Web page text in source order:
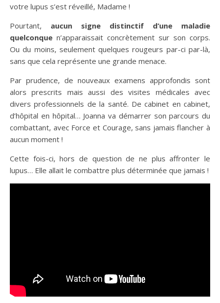
votre lupus s’est réveillé, Madame !
Pourtant, aucun signe distinctif d’une maladie
quelconque n’apparaissait concrètement sur son corps.
Ou du moins, seulement quelques rougeurs par-ci par-là,
sans que cela représente une grande menace.
Par prudence, de nouveaux examens approfondis sont
alors prescrits mais aussi des visites médicales avec
divers professionnels de la santé. De cabinet en cabinet,
d’hôpital en hôpital… Joanna va démarrer son parcours du
combattant, avec Force et Courage, sans jamais flancher à
aucun moment !
Cette fois-ci, hors de question de ne plus affronter le
lupus… Elle allait le combattre plus déterminée que jamais !